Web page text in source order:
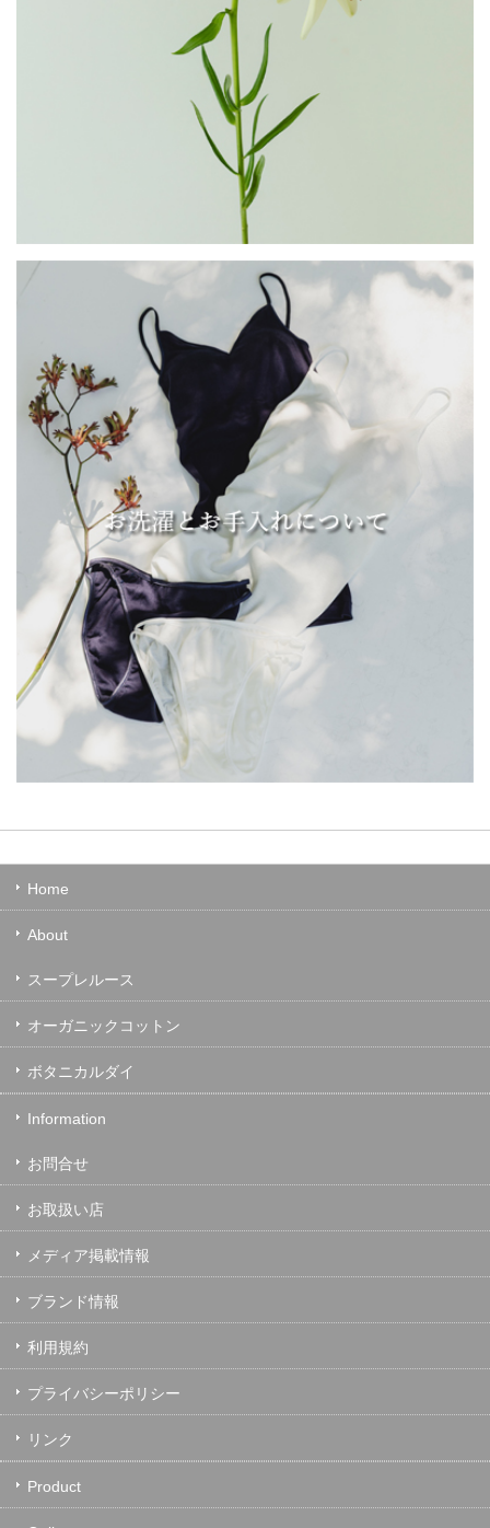
Home
About
スープレルース
オーガニックコットン
ボタニカルダイ
Information
お問合せ
お取扱い店
メディア掲載情報
ブランド情報
利用規約
プライバシーポリシー
リンク
Product